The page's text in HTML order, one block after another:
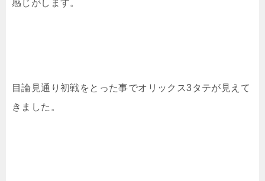
感じがします。
目論見通り初戦をとった事でオリックス3タテが見えて
きました。